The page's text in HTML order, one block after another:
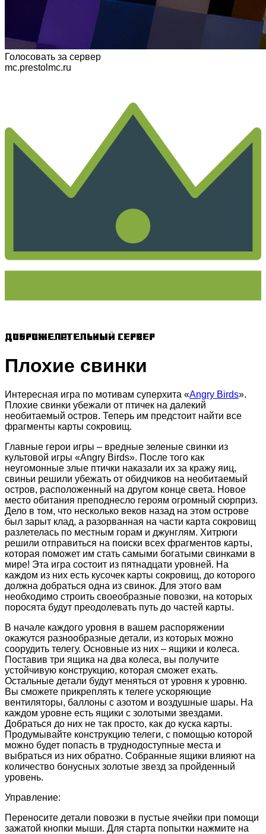
Голосовать за сервер
mc.prestolmc.ru
Доброжелательный сервер
Плохие свинки
Интересная игра по мотивам суперхита «Angry Birds».
Плохие свинки убежали от птичек на далекий
необитаемый остров. Теперь им предстоит найти все
фрагменты карты сокровищ.
Главные герои игры – вредные зеленые свинки из
культовой игры «Angry Birds». После того как
неугомонные злые птички наказали их за кражу яиц,
свиньи решили убежать от обидчиков на необитаемый
остров, расположенный на другом конце света. Новое
место обитания преподнесло героям огромный сюрприз.
Дело в том, что несколько веков назад на этом острове
был зарыт клад, а разорванная на части карта сокровищ
разлетелась по местным горам и джунглям. Хитрюги
решили отправиться на поиски всех фрагментов карты,
которая поможет им стать самыми богатыми свинками в
мире! Эта игра состоит из пятнадцати уровней. На
каждом из них есть кусочек карты сокровищ, до которого
должна добраться одна из свинок. Для этого вам
необходимо строить своеобразные повозки, на которых
поросята будут преодолевать путь до частей карты.
В начале каждого уровня в вашем распоряжении
окажутся разнообразные детали, из которых можно
соорудить телегу. Основные из них – ящики и колеса.
Поставив три ящика на два колеса, вы получите
устойчивую конструкцию, которая сможет ехать.
Остальные детали будут меняться от уровня к уровню.
Вы сможете прикреплять к телеге ускоряющие
вентиляторы, баллоны с азотом и воздушные шары. На
каждом уровне есть ящики с золотыми звездами.
Добраться до них не так просто, как до куска карты.
Продумывайте конструкцию телеги, с помощью которой
можно будет попасть в труднодоступные места и
выбраться из них обратно. Собранные ящики влияют на
количество бонусных золотые звезд за пройденный
уровень.
Управление:
Переносите детали повозки в пустые ячейки при помощи
зажатой кнопки мыши. Для старта попытки нажмите на